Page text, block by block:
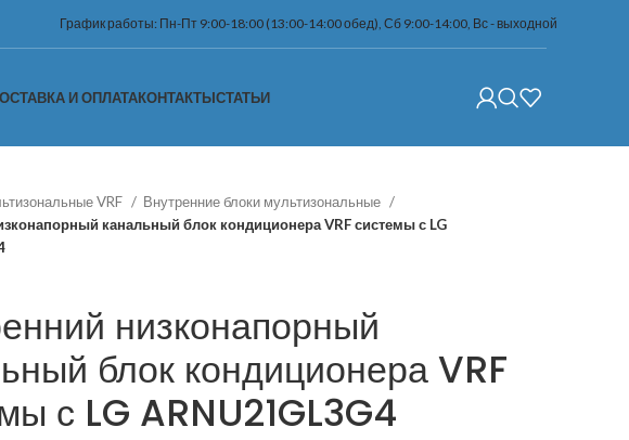
График работы: Пн-Пт 9:00-18:00 (13:00-14:00 обед), Сб 9:00-14:00, Вс - выходной
И ОПЛАТАКОНТАКТЫСТАТЬИ
VRF
Внутренние блоки мультизональные
канальный блок кондиционера VRF системы с LG
низконапорный
блок кондиционера VRF
с LG ARNU21GL3G4